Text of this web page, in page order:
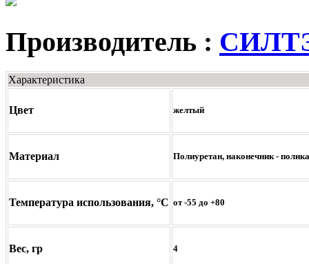
Производитель :
Характеристика
Цвет желтый
Материал Полиуретан, наконечник -
Температура использования, °С от -55 до +80
Вес, гр 4